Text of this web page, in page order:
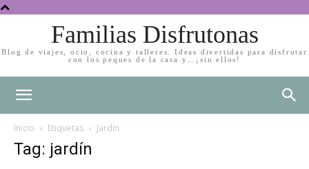
Familias Disfrutonas
Blog de viajes, ocio, cocina y talleres. Ideas divertidas para disfrutar
con los peques de la casa y…¡sin ellos!
Inicio Etiquetas Jardín
Tag: jardín